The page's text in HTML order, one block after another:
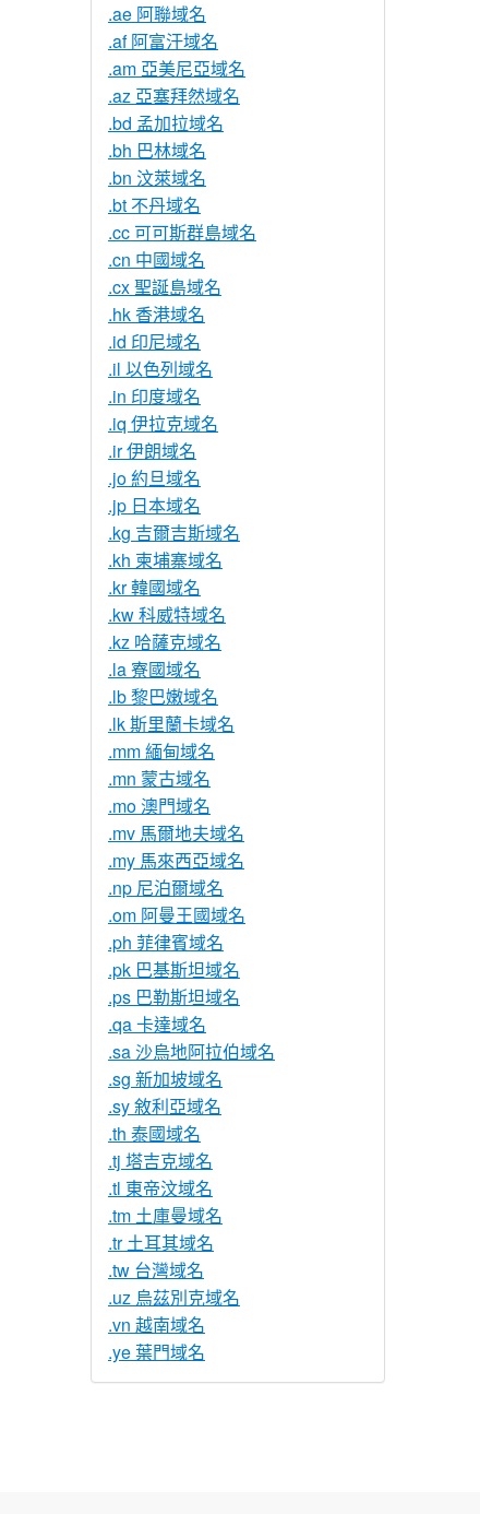
.ae 阿聯域名
.af 阿富汗域名
.am 亞美尼亞域名
.az 亞塞拜然域名
.bd 孟加拉域名
.bh 巴林域名
.bn 汶萊域名
.bt 不丹域名
.cc 可可斯群島域名
.cn 中國域名
.cx 聖誕島域名
.hk 香港域名
.id 印尼域名
.il 以色列域名
.in 印度域名
.iq 伊拉克域名
.ir 伊朗域名
.jo 約旦域名
.jp 日本域名
.kg 吉爾吉斯域名
.kh 柬埔寨域名
.kr 韓國域名
.kw 科威特域名
.kz 哈薩克域名
.la 寮國域名
.lb 黎巴嫩域名
.lk 斯里蘭卡域名
.mm 緬甸域名
.mn 蒙古域名
.mo 澳門域名
.mv 馬爾地夫域名
.my 馬來西亞域名
.np 尼泊爾域名
.om 阿曼王國域名
.ph 菲律賓域名
.pk 巴基斯坦域名
.ps 巴勒斯坦域名
.qa 卡達域名
.sa 沙烏地阿拉伯域名
.sg 新加坡域名
.sy 敘利亞域名
.th 泰國域名
.tj 塔吉克域名
.tl 東帝汶域名
.tm 土庫曼域名
.tr 土耳其域名
.tw 台灣域名
.uz 烏茲別克域名
.vn 越南域名
.ye 葉門域名